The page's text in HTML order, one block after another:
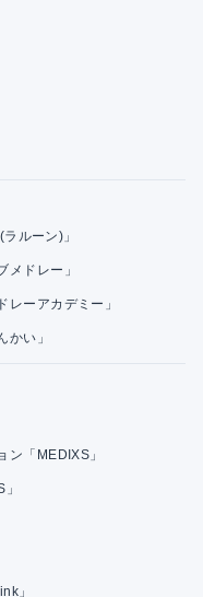
ルーン)」
メドレー」
ーアカデミー」
い」
ン「MEDIXS」
」